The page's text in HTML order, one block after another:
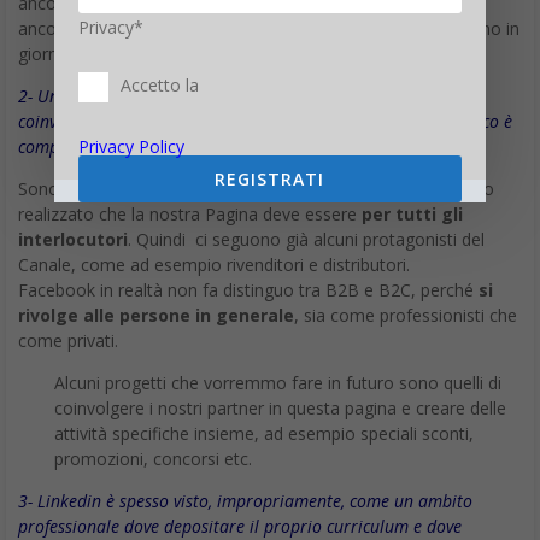
ancora più coinvolgente e l’apprezzamento aumenta di giorno in
giorno.
2- Una Pagina Aziendale in Facebook è adatta solo per
coinvolgere gli utenti finali di Buffalo, oppure il Vostro pubblico è
composto anche da interlocutori del Canale?
Sono partito pensando principalmente agli utenti finali ma ho
realizzato che la nostra Pagina deve essere per tutti gli
interlocutori. Quindi ci seguono già alcuni protagonisti del
Canale, come ad esempio rivenditori e distributori.
Facebook in realtà non fa distinguo tra B2B e B2C, perché si
rivolge alle persone in generale, sia come professionisti che
come privati.
Alcuni progetti che vorremmo fare in futuro sono quelli di
coinvolgere i nostri partner in questa pagina e creare delle
attività specifiche insieme, ad esempio speciali sconti,
promozioni, concorsi etc.
3- Linkedin è spesso visto, impropriamente, come un ambito
professionale dove depositare il proprio curriculum e dove
Privacy*
Accetto la
Privacy Policy
REGISTRATI